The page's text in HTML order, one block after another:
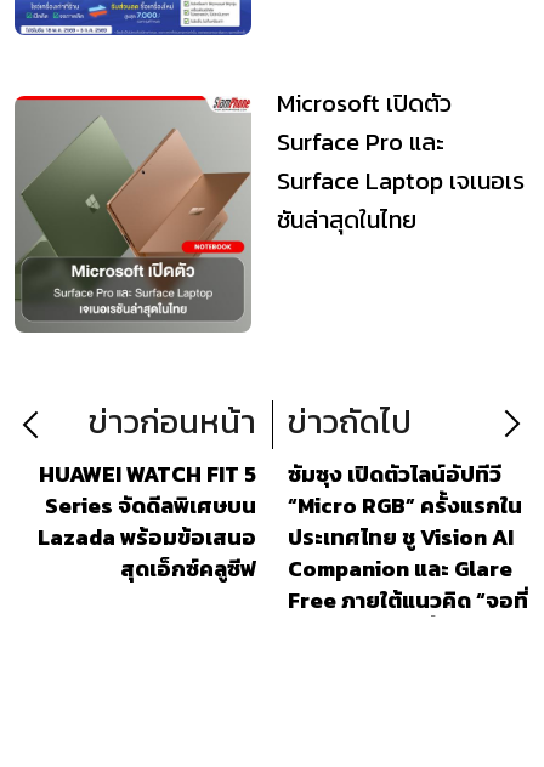
Microsoft เปิดตัว
Surface Pro และ
Surface Laptop เจเนอเร
ชันล่าสุดในไทย
ข่าวก่อนหน้า
HUAWEI WATCH FIT 5
Series จัดดีลพิเศษบน
Lazada พร้อมข้อเสนอ
สุดเอ็กซ์คลูซีฟ
ข่าวถัดไป
ซัมซุง เปิดตัวไลน์อัปทีวี
“Micro RGB” ครั้งแรกใน
ประเทศไทย ชู Vision AI
Companion และ Glare
Free ภายใต้แนวคิด “จอที่